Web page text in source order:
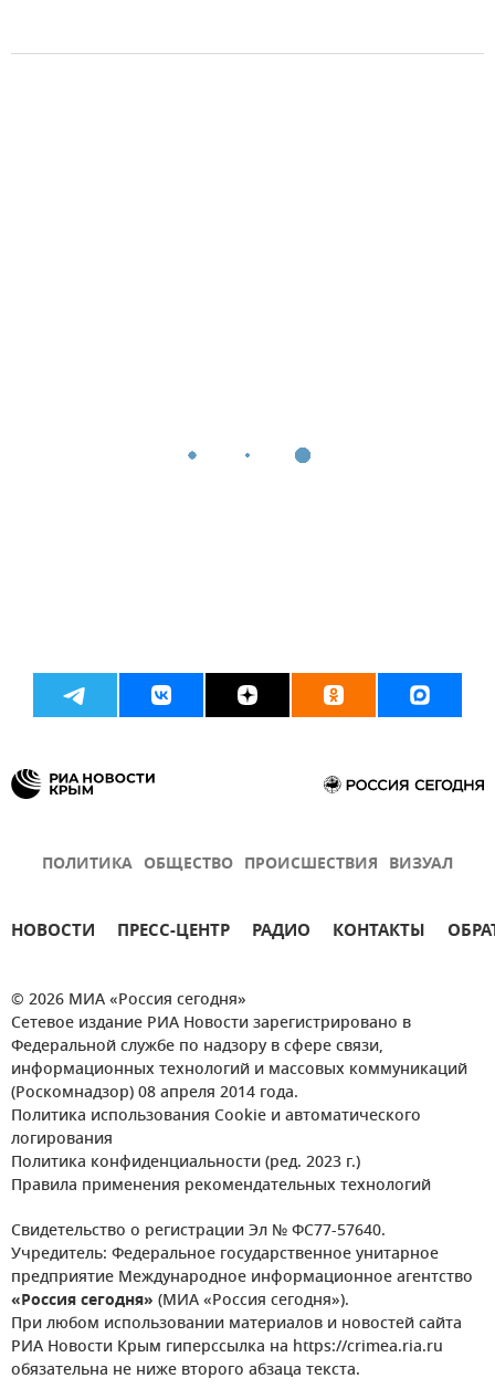
ПОЛИТИКА ОБЩЕСТВО ПРОИСШЕСТВИЯ ВИЗУАЛ
НОВОСТИ ПРЕСС-ЦЕНТР РАДИО КОНТАКТЫ
© 2026 МИА «Россия сегодня»
Сетевое издание РИА Новости зарегистрировано в
Федеральной службе по надзору в сфере связи,
информационных технологий и массовых коммуникаций
(Роскомнадзор) 08 апреля 2014 года.
Политика использования Cookie и автоматического
логирования
Политика конфиденциальности (ред. 2023 г.)
Правила применения рекомендательных технологий
Свидетельство о регистрации Эл № ФС77-57640.
Учредитель: Федеральное государственное унитарное
предприятие Международное информационное агентство
«Россия сегодня» (МИА «Россия сегодня»).
При любом использовании материалов и новостей сайта
РИА Новости Крым гиперссылка на https://crimea.ria.ru
обязательна не ниже второго абзаца текста.